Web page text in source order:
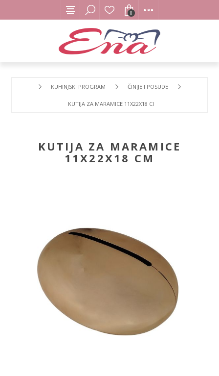
0
KUHINJSKI PROGRAM ČINIJE I POSUDE
KUTIJA ZA MARAMICE 11X22X18 CM
KUTIJA ZA MARAMICE
11X22X18 CM